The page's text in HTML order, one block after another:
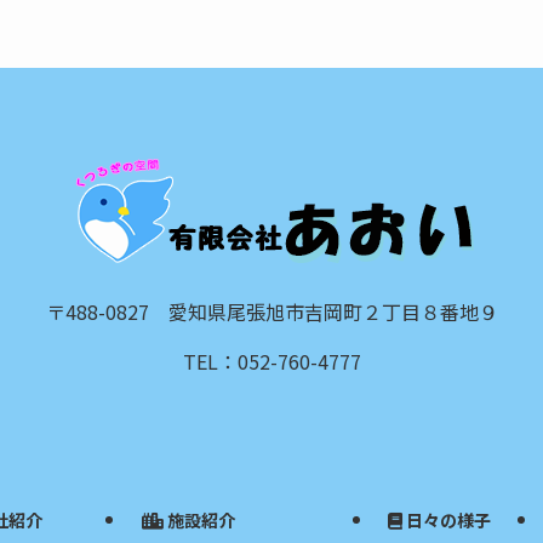
〒488-0827 愛知県尾張旭市吉岡町２丁目８番地９
TEL：052-760-4777
紹介 施設紹介 日々の様子